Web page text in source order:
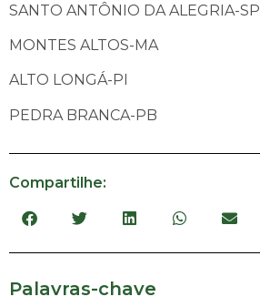
SANTO ANTÔNIO DA ALEGRIA-SP
MONTES ALTOS-MA
ALTO LONGÁ-PI
PEDRA BRANCA-PB
Compartilhe:
Palavras-chave